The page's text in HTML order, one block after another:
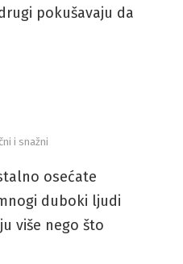
pokušavaju da
i snažni
osećate
duboki ljudi
više nego što